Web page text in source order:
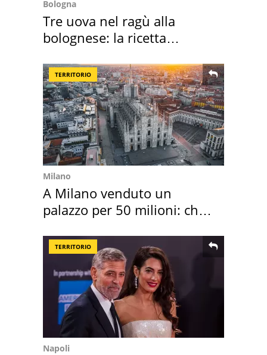
Bologna
Tre uova nel ragù alla
bolognese: la ricetta
TERRITORIO
Milano
A Milano venduto un
palazzo per 50 milioni: chi
TERRITORIO
Napoli